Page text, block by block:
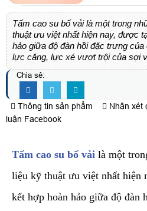
Tấm cao su bố vải là một trong
thuật ưu việt nhất hiện nay, được
hảo giữa độ đàn hồi đặc trưng
lực căng, lực xé vượt trội của sợi
Chia sẻ:
Thông tin sản phẩm Nhận xét
luận Facebook
Tấm cao su bố vải là một
liệu kỹ thuật ưu việt nhất hiện
kết hợp hoàn hảo giữa độ đàn